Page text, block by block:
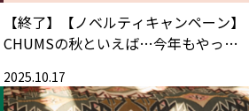
【終了】【ノベルティキャンペーン】
CHUMSの秋といえば…今年もやって
催！
2025.10.17